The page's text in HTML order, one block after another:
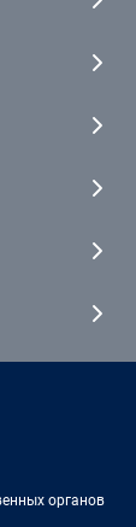
органов